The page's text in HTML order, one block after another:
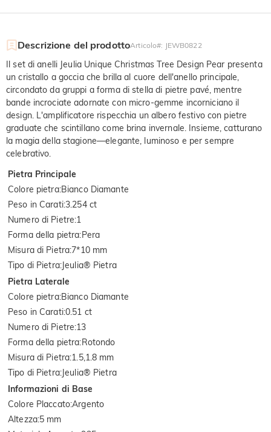
Descrizione del prodottoArticolo#: JEWB0822
Il set di anelli Jeulia Unique Christmas Tree Design Pear presenta
un cristallo a goccia che brilla al cuore dell'anello principale,
circondato da gruppi a forma di stella di pietre pavé, mentre
bande incrociate adornate con micro-gemme incorniciano il
design. L'amplificatore rispecchia un albero festivo con pietre
graduate che scintillano come brina invernale. Insieme, catturano
la magia della stagione—elegante, luminoso e per sempre
celebrativo.
Pietra Principale
Colore pietra:Bianco Diamante
Peso in Carati:3.254 ct
Numero di Pietre:1
Forma della pietra:Pera
Misura di Pietra:7*10 mm
Tipo di Pietra:Jeulia® Pietra
Pietra Laterale
Colore pietra:Bianco Diamante
Peso in Carati:0.51 ct
Numero di Pietre:13
Forma della pietra:Rotondo
Misura di Pietra:1.5,1.8 mm
Tipo di Pietra:Jeulia® Pietra
Informazioni di Base
Colore Placcato:Argento
Altezza:5 mm